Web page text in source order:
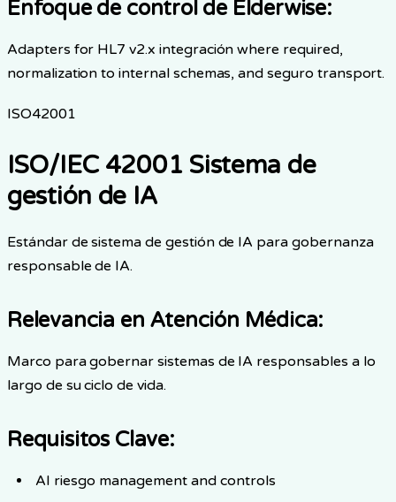
Enfoque de control de Elderwise:
Adapters for HL7 v2.x integración where required,
normalization to internal schemas, and seguro transport.
ISO42001
ISO/IEC 42001 Sistema de
gestión de IA
Estándar de sistema de gestión de IA para gobernanza
responsable de IA.
Relevancia en Atención Médica:
Marco para gobernar sistemas de IA responsables a lo
largo de su ciclo de vida.
Requisitos Clave:
AI riesgo management and controls